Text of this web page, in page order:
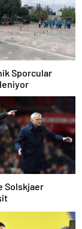
Sporcular
Solskjaer